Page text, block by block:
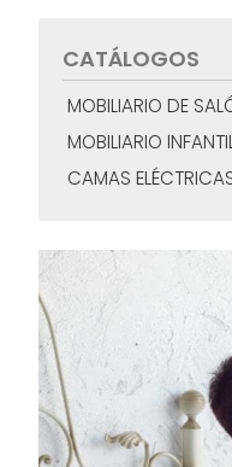
CATÁLOGOS
MOBILIARIO DE
MOBILIARIO
CAMAS